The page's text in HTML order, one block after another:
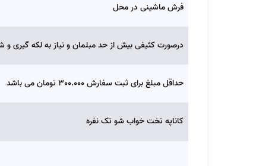
فرش ماشینی در محل
درصورت کثیفی بیش از حد مبلمان و نیاز به لکه گیری
حداقل مبلغ برای ثبت سفارش 300.000 تومان می باشد
کاناپه تخت خواب شو تک نفره